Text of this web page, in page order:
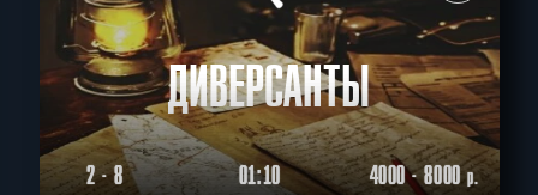
ДИВЕРСАНТЫ
2 - 8 01:10 4000 - 8000р.